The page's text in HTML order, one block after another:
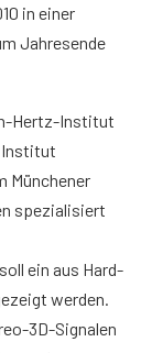
in einer
Jahresende
Hertz-Institut
Institut
Münchener
spezialisiert
ein aus Hard-
werden.
3D-Signalen